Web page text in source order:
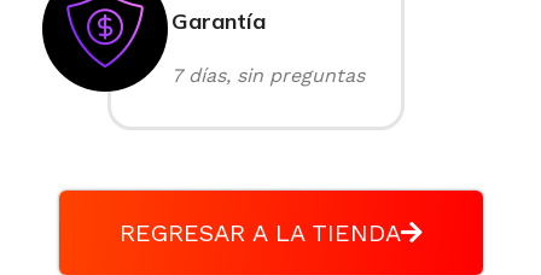
Garantía
7 días, sin preguntas
REGRESAR A LA TIENDA